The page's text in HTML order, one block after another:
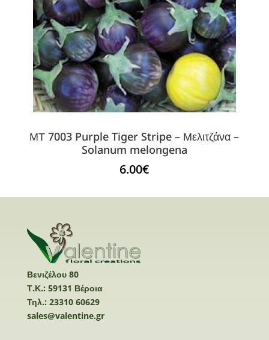
ΜΤ 7003 Purple Tiger Stripe – Μελιτζάνα –
Solanum melongena
6.00€
Βενιζέλου 80
Τ.Κ.: 59131 Βέροια
Τηλ.: 23310 60629
sales@valentine.gr